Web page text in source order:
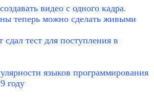
видео с одного кадра.
теперь можно сделать живыми
сдал тест для поступления в
языков программирования
году